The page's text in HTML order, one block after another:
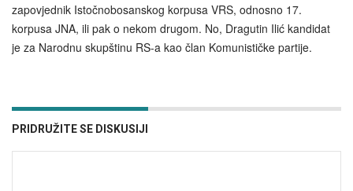
zapovjednik Istočnobosanskog korpusa VRS, odnosno 17.
korpusa JNA, ili pak o nekom drugom. No, Dragutin Ilić kandidat
je za Narodnu skupštinu RS-a kao član Komunističke partije.
PRIDRUŽITE SE DISKUSIJI